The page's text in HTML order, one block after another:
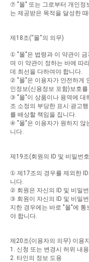
⑦ "몰" 또는 그로부터 개인정
는 제공받은 목적을 달성한
제18조(“몰“의 의무)
① "몰"은 법령과 이 약관이 금
며 이 약관이 정하는 바에 따
데 최선을 다하여야 합니다
② "몰"은 이용자가 안전하게
인정보 (신용정보 포함) 보호를
③ "몰"이 상품이나 용역에 대
조 소정의 부당한 표시 ·광고
를 배상할 책임을 집니다
④ "몰"은 이용자가 원하지 않
니다
제19조(회원의 ID 및 비밀번
① 제17조의 경우를 제외한 ID
니다
② 회원은 자신의 ID 및 비밀
③ 회원이 자신의 ID 및 비밀
지한 경우에는 바로 "몰"에 통
야 합니다
제20조(이용자의 의무) 이용
1. 신청 또는 변경시 허위 내
2. 타인의 정보 도용